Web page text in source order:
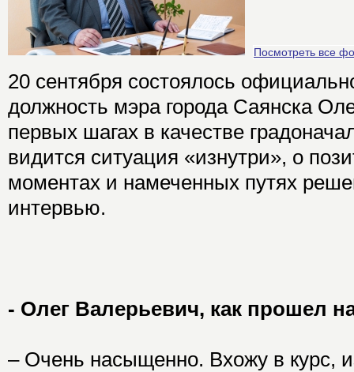
Посмотреть все
20 сентября состоялось
должность мэра города Саянска
первых шагах в качестве
видится ситуация «изнутри», о
моментах и намеченных путях
интервью.
- Олег Валерьевич, как прошел
– Очень насыщенно. Вхожу в курс,